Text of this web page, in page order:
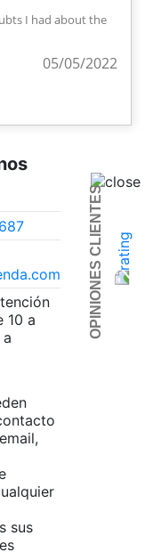
I had about the
05/05/2022
10 a
sus
OPINIONES CLIENTES